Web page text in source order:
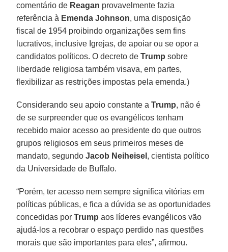
comentário de Reagan provavelmente fazia
referência à Emenda Johnson, uma disposição
fiscal de 1954 proibindo organizações sem fins
lucrativos, inclusive Igrejas, de apoiar ou se opor a
candidatos políticos. O decreto deTrump sobre
liberdade religiosa também visava, em partes,
flexibilizar as restrições impostas pela emenda.)
Considerando seu apoio constante aTrump, não é
de se surpreender que os evangélicos tenham
recebido maior acesso ao presidente do que outros
grupos religiosos em seus primeiros meses de
mandato, segundoJacob Neiheisel , cientista político
da Universidade de Buffalo.
“Porém, ter acesso nem sempre significa vitórias em
políticas públicas, e fica a dúvida se as oportunidades
concedidas porTrump aos líderes evangélicos vão
ajudá-los a recobrar o espaço perdido nas questões
morais que são importantes para eles”, afirmou.